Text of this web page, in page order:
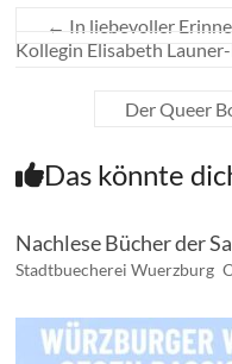
← In liebevoller
Kollegin Elisabeth
Der Queer
Das könnte
Nachlese Bücher der
Stadtbuecherei Wuerzburg